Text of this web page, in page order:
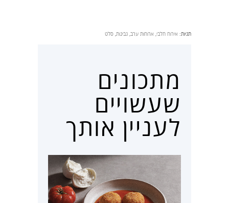
תגיות: אירוח חלבי, ארוחות ערב, גבינות, סלט
מתכונים
שעשויים
לעניין אותך